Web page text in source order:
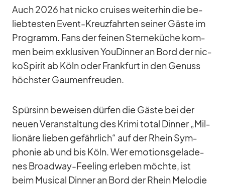
Auch 2026 hat nicko crui­ses wei­ter­hin die be­
lieb­tes­ten Event-Kreuz­fahr­ten sei­ner Gäste im
Pro­gramm. Fans der fei­nen Ster­ne­kü­che kom­
men beim ex­klu­si­ven You­Din­ner an Bord der nic­
koSpi­rit ab Köln oder Frank­furt in den Ge­nuss
höchs­ter Gau­men­freu­den.
Spür­sinn be­wei­sen dür­fen die Gäste bei der
neuen Ver­an­stal­tung des Krimi to­tal Din­ner „Mil­
lio­näre lie­ben ge­fähr­lich“ auf der Rhein Sym­
pho­nie ab und bis Köln. Wer emo­ti­ons­ge­la­de­
nes Broad­way-Fee­ling er­le­ben möchte, ist
beim Mu­si­cal Din­ner an Bord der Rhein Me­lo­die